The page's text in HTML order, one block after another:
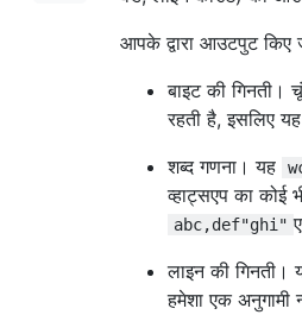
आपके द्वारा आउटपुट किए
बाइट की गिनती।
रहती है, इसलिए
शब्द गणना। यह
व्हाट्सएप का कोई
abc,def"ghi"
लाइन की गिनती।
हमेशा एक अनुगामी